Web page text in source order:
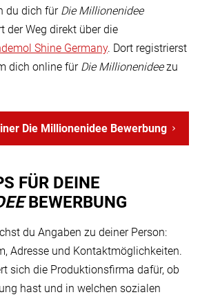
du dich für Die Millionenidee
der Weg direkt über die
Shine Germany. Dort registrierst
dich online für Die Millionenideezu
Die Millionenidee Bewerbung
FÜR DEINE
BEWERBUNG
du Angaben zu deiner Person:
Adresse und Kontaktmöglichkeiten.
sich die Produktionsfirma dafür, ob
hast und in welchen sozialen